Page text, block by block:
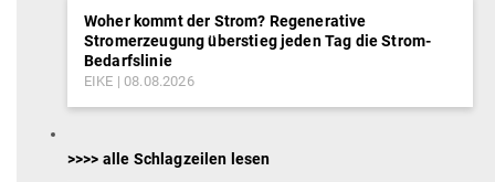
Woher kommt der Strom? Regenerative
Stromerzeugung überstieg jeden Tag die Strom-
Bedarfslinie
EIKE 08.08.2026
>>>> alle Schlagzeilen lesen